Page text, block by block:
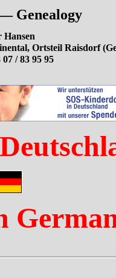
Genealogy
Hansen
Ortsteil Raisdorf
/ 83 95 95